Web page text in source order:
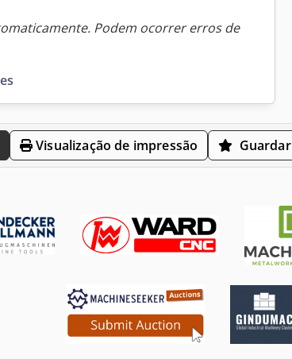
Podem ocorrer erros de
Visualização de impressão Guardar